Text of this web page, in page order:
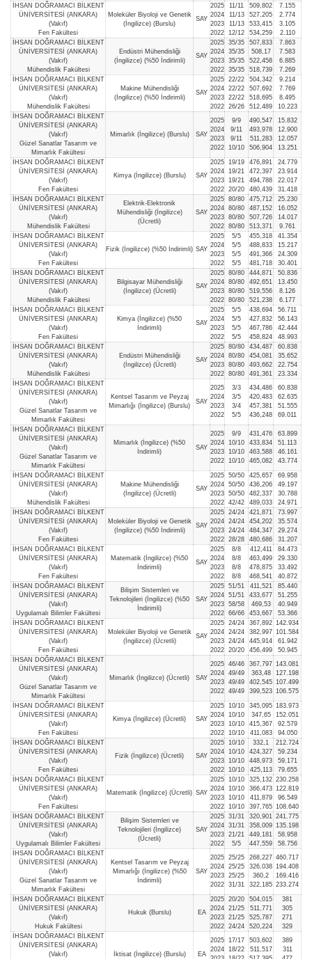
İHSAN DOĞRAMACI BİLKENT
ÜNİVERSİTESİ (ANKARA)
(Vakıf)
Fen Fakültesi
Moleküler Biyoloji ve Genetik
(İngilizce) (Burslu)
SAY
2025
2024
2023
2022
11/11
11/13
11/13
12/12
509,802
527,205
533,415
534,259
7.155
2.774
3.105
2.110
İHSAN DOĞRAMACI BİLKENT
ÜNİVERSİTESİ (ANKARA)
(Vakıf)
Mühendislik Fakültesi
Endüstri Mühendisliği
(İngilizce) (%50 İndirimli)
SAY
2025
2024
2023
2022
35/35
35/35
35/35
35/35
507,833
508,17
522,458
518,739
7.863
7.583
6.885
7.269
İHSAN DOĞRAMACI BİLKENT
ÜNİVERSİTESİ (ANKARA)
(Vakıf)
Mühendislik Fakültesi
Makine Mühendisliği
(İngilizce) (%50 İndirimli)
SAY
2025
2024
2023
2022
22/22
22/22
22/22
26/26
504,342
507,692
518,695
512,489
9.214
7.769
8.495
10.223
İHSAN DOĞRAMACI BİLKENT
ÜNİVERSİTESİ (ANKARA)
(Vakıf)
Güzel Sanatlar Tasarım ve
Mimarlık Fakültesi
Mimarlık (İngilizce) (Burslu) SAY
2025
2024
2023
2022
9/9
9/11
9/11
10/10
490,547
493,978
511,283
506,904
15.832
12.900
12.057
13.251
İHSAN DOĞRAMACI BİLKENT
ÜNİVERSİTESİ (ANKARA)
(Vakıf)
Fen Fakültesi
Kimya (İngilizce) (Burslu) SAY
2025
2024
2023
2022
19/19
19/21
19/21
20/20
476,891
472,397
494,788
480,439
24.779
23.914
22.017
31.418
İHSAN DOĞRAMACI BİLKENT
ÜNİVERSİTESİ (ANKARA)
(Vakıf)
Mühendislik Fakültesi
Elektrik-Elektronik
Mühendisliği (İngilizce)
(Ücretli)
SAY
2025
2024
2023
2022
80/80
80/80
80/80
80/80
475,712
487,152
507,726
513,371
25.230
16.052
14.017
9.761
İHSAN DOĞRAMACI BİLKENT
ÜNİVERSİTESİ (ANKARA)
(Vakıf)
Fen Fakültesi
Fizik (İngilizce) (%50 İndirimli) SAY
2025
2024
2023
2022
5/5
5/5
5/5
5/5
455,318
488,833
491,366
481,718
41.354
15.217
24.309
30.401
İHSAN DOĞRAMACI BİLKENT
ÜNİVERSİTESİ (ANKARA)
(Vakıf)
Mühendislik Fakültesi
Bilgisayar Mühendisliği
(İngilizce) (Ücretli)
SAY
2025
2024
2023
2022
80/80
80/80
80/80
80/80
444,871
492,651
519,556
521,238
50.836
13.450
8.126
6.177
İHSAN DOĞRAMACI BİLKENT
ÜNİVERSİTESİ (ANKARA)
(Vakıf)
Fen Fakültesi
Kimya (İngilizce) (%50
İndirimli)
SAY
2025
2024
2023
2022
5/5
5/5
5/5
5/5
438,694
427,832
467,786
458,824
56.711
56.143
42.444
48.993
İHSAN DOĞRAMACI BİLKENT
ÜNİVERSİTESİ (ANKARA)
(Vakıf)
Mühendislik Fakültesi
Endüstri Mühendisliği
(İngilizce) (Ücretli)
SAY
2025
2024
2023
2022
80/80
80/80
80/80
80/80
434,487
454,081
493,662
491,361
60.838
35.652
22.754
23.334
İHSAN DOĞRAMACI BİLKENT
ÜNİVERSİTESİ (ANKARA)
(Vakıf)
Güzel Sanatlar Tasarım ve
Mimarlık Fakültesi
Kentsel Tasarım ve Peyzaj
Mimarlığı (İngilizce) (Burslu)
SAY
2025
2024
2023
2022
3/3
3/5
3/4
5/5
434,486
420,483
457,381
436,248
60.838
62.635
51.555
69.011
İHSAN DOĞRAMACI BİLKENT
ÜNİVERSİTESİ (ANKARA)
(Vakıf)
Güzel Sanatlar Tasarım ve
Mimarlık Fakültesi
Mimarlık (İngilizce) (%50
İndirimli)
SAY
2025
2024
2023
2022
9/9
10/10
10/10
10/10
431,476
433,834
463,588
465,082
63.899
51.113
46.161
43.774
İHSAN DOĞRAMACI BİLKENT
ÜNİVERSİTESİ (ANKARA)
(Vakıf)
Mühendislik Fakültesi
Makine Mühendisliği
(İngilizce) (Ücretli)
SAY
2025
2024
2023
2022
50/50
50/50
50/50
42/42
425,657
436,206
482,337
489,033
69.958
49.197
30.788
24.971
İHSAN DOĞRAMACI BİLKENT
ÜNİVERSİTESİ (ANKARA)
(Vakıf)
Fen Fakültesi
Moleküler Biyoloji ve Genetik
(İngilizce) (%50 İndirimli)
SAY
2025
2024
2023
2022
24/24
24/24
24/24
28/28
421,871
454,202
484,347
480,686
73.997
35.574
29.274
31.207
İHSAN DOĞRAMACI BİLKENT
ÜNİVERSİTESİ (ANKARA)
(Vakıf)
Fen Fakültesi
Matematik (İngilizce) (%50
İndirimli)
SAY
2025
2024
2023
2022
8/8
8/8
8/8
8/8
412,411
463,499
478,875
468,541
84.473
29.330
33.492
40.872
İHSAN DOĞRAMACI BİLKENT
ÜNİVERSİTESİ (ANKARA)
(Vakıf)
Uygulamalı Bilimler Fakültesi
Bilişim Sistemleri ve
Teknolojileri (İngilizce) (%50
İndirimli)
SAY
2025
2024
2023
2022
51/51
51/51
58/58
66/66
411,521
433,677
469,53
453,667
85.440
51.255
40.949
53.366
İHSAN DOĞRAMACI BİLKENT
ÜNİVERSİTESİ (ANKARA)
(Vakıf)
Fen Fakültesi
Moleküler Biyoloji ve Genetik
(İngilizce) (Ücretli)
SAY
2025
2024
2023
2022
24/24
24/24
24/24
20/20
367,892
382,997
445,914
456,499
142.934
101.584
61.942
50.945
İHSAN DOĞRAMACI BİLKENT
ÜNİVERSİTESİ (ANKARA)
(Vakıf)
Güzel Sanatlar Tasarım ve
Mimarlık Fakültesi
Mimarlık (İngilizce) (Ücretli) SAY
2025
2024
2023
2022
46/46
49/49
49/49
49/49
367,797
363,48
402,545
399,523
143.081
127.198
107.499
106.575
İHSAN DOĞRAMACI BİLKENT
ÜNİVERSİTESİ (ANKARA)
(Vakıf)
Fen Fakültesi
Kimya (İngilizce) (Ücretli) SAY
2025
2024
2023
2022
10/10
10/10
10/10
10/10
345,095
347,65
415,367
411,083
183.973
152.051
92.579
94.050
İHSAN DOĞRAMACI BİLKENT
ÜNİVERSİTESİ (ANKARA)
(Vakıf)
Fen Fakültesi
Fizik (İngilizce) (Ücretli) SAY
2025
2024
2023
2022
10/10
10/10
10/10
10/10
332,1
424,327
448,973
425,113
212.724
59.234
59.171
79.655
İHSAN DOĞRAMACI BİLKENT
ÜNİVERSİTESİ (ANKARA)
(Vakıf)
Fen Fakültesi
Matematik (İngilizce) (Ücretli) SAY
2025
2024
2023
2022
10/10
10/10
10/10
10/10
325,132
366,473
411,879
397,765
230.258
122.819
96.549
108.640
İHSAN DOĞRAMACI BİLKENT
ÜNİVERSİTESİ (ANKARA)
(Vakıf)
Uygulamalı Bilimler Fakültesi
Bilişim Sistemleri ve
Teknolojileri (İngilizce)
(Ücretli)
SAY
2025
2024
2023
2022
31/31
31/31
21/21
5/5
320,901
358,009
449,181
447,559
241.775
135.198
58.958
58.756
İHSAN DOĞRAMACI BİLKENT
ÜNİVERSİTESİ (ANKARA)
(Vakıf)
Güzel Sanatlar Tasarım ve
Mimarlık Fakültesi
Kentsel Tasarım ve Peyzaj
Mimarlığı (İngilizce) (%50
İndirimli)
SAY
2025
2024
2023
2022
25/25
25/25
25/25
31/31
268,227
326,038
360,2
322,185
460.717
194.408
169.416
233.274
İHSAN DOĞRAMACI BİLKENT
ÜNİVERSİTESİ (ANKARA)
(Vakıf)
Hukuk Fakültesi
Hukuk (Burslu) EA
2025
2024
2023
2022
20/20
21/25
21/25
24/24
504,015
511,771
525,787
520,224
381
305
271
329
İHSAN DOĞRAMACI BİLKENT
ÜNİVERSİTESİ (ANKARA)
(Vakıf)
İktisat (İngilizce) (Burslu) EA
2025
2024
17/17
18/22
503,602
511,517
389
311